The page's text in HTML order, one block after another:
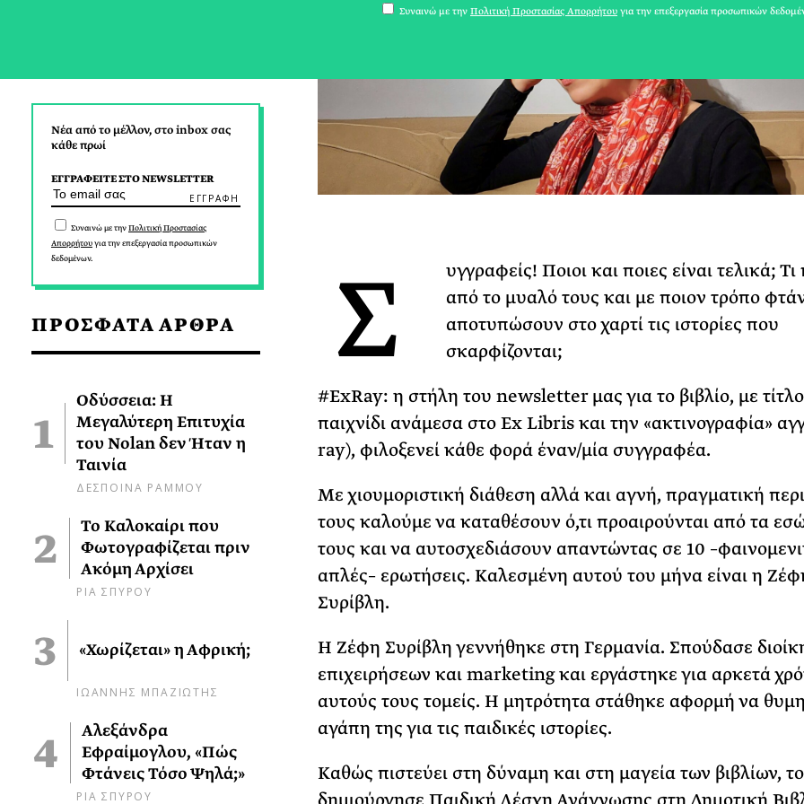
Νέα από το μέλλον, στο inbox σας
κάθε πρωί
ΕΓΓΡΑΦΕΙΤΕ ΣΤΟ NEWSLETTER
Συναινώ με τηνΠολιτική Προστασίας
Απορρήτουγια την επεξεργασία προσωπικών
δεδομένων.
ΠΡΟΣΦΑΤΑ ΑΡΘΡΑ
Οδύσσεια: Η
Μεγαλύτερη Επιτυχία
του Nolan δεν Ήταν η
Ταινία
ΔΕΣΠΟΙΝΑ ΡΑΜΜΟΥ
Το Καλοκαίρι που
Φωτογραφίζεται πριν
Ακόμη Αρχίσει
ΡΙΑ ΣΠΥΡΟΥ
«Χωρίζεται» η Αφρική;
ΙΩΑΝΝΗΣ ΜΠΑΖΙΩΤΗΣ
Αλεξάνδρα
Εφραίμογλου, «Πώς
Φτάνεις Τόσο Ψηλά;»
ΡΙΑ ΣΠΥΡΟΥ
Σ
υγγραφείς! Ποιοι και ποιες είναι τελικά; Τι
από το μυαλό τους και με ποιον τρόπο
αποτυπώσουν στο χαρτί τις ιστορίες που
σκαρφίζονται;
#ExRay: η στήλη του newsletter μας για το βιβλίο, με
παιχνίδι ανάμεσα στο Ex Libris και την «ακτινογραφία»
ray), φιλοξενεί κάθε φορά έναν/μία συγγραφέα.
Με χιουμοριστική διάθεση αλλά και αγνή, πραγματική
τους καλούμε να καταθέσουν ό,τι προαιρούνται από τα
τους και να αυτοσχεδιάσουν απαντώντας σε 10
απλές– ερωτήσεις. Καλεσμένη αυτού του μήνα είναι η
Συρίβλη.
Η Ζέφη Συρίβλη γεννήθηκε στη Γερμανία. Σπούδασε
επιχειρήσεων και marketing και εργάστηκε για αρκετά
αυτούς τους τομείς. Η μητρότητα στάθηκε αφορμή να
αγάπη της για τις παιδικές ιστορίες.
Καθώς πιστεύει στη δύναμη και στη μαγεία των βιβλίων,
31 ΙΟΥΛΙΟΥ 2026
Ακόμη Αρχίσει
ΡΙΑ ΣΠΥΡΟΥ
Συναινώ με την Πολιτική Προστασίας Απορρήτου για την επεξεργασία προσωπικών